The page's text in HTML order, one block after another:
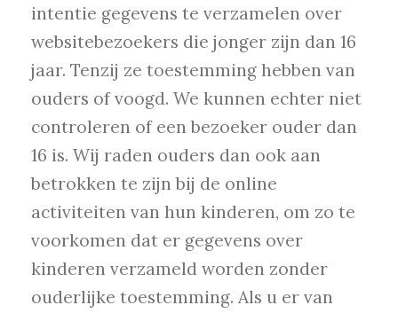
intentie gegevens te verzamelen over
websitebezoekers die jonger zijn dan 16
jaar. Tenzij ze toestemming hebben van
ouders of voogd. We kunnen echter niet
controleren of een bezoeker ouder dan
16 is. Wij raden ouders dan ook aan
betrokken te zijn bij de online
activiteiten van hun kinderen, om zo te
voorkomen dat er gegevens over
kinderen verzameld worden zonder
ouderlijke toestemming. Als u er van